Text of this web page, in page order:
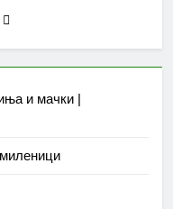
и мачки |